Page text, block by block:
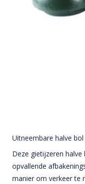
Uitneembare halve
Deze gietijzeren
opvallende
manier om verkeer te